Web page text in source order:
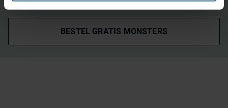
Kies je voor ‘Alles accepteren’, dan ga je akkoord met het
gebruik van alle cookies. Kies je 'Weigeren', dan plaatsen
we enkel de functionele en beperkte analytische cookies
BESTEL GRATIS MONSTERS